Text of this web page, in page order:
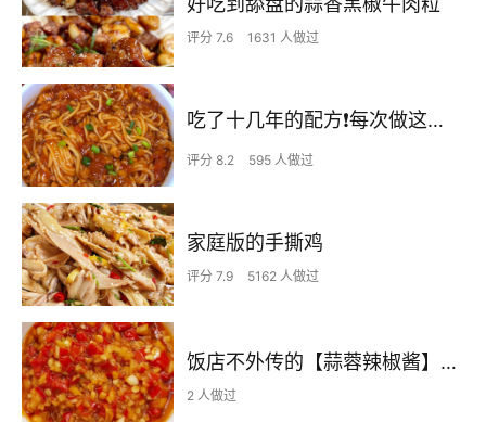
评分 7.6 1631 人做过
吃了十几年的配方❗️每次做这至少吃2碗
评分 8.2 595 人做过
家庭版的手撕鸡
评分 7.9 5162 人做过
饭店不外传的【蒜蓉辣椒酱】自己在家也可以做出
2 人做过